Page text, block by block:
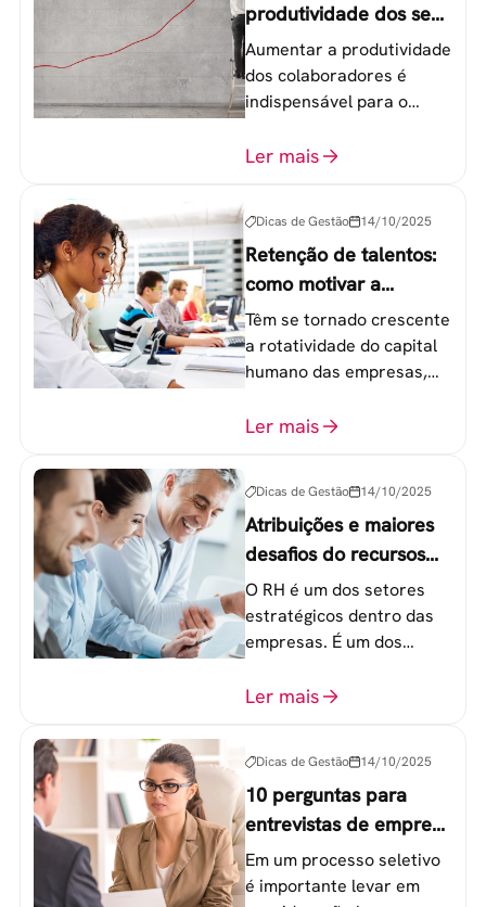
produtividade dos seus
colaboradores
Aumentar a produtividade
dos colaboradores é
indispensável para o
equipe de trabalho. 6
Ler mais
Dicas de Gestão 14/10/2025
Retenção de talentos:
como motivar a
geração Y nas
empresas?
Têm se tornado crescente
a rotatividade do capital
humano das empresas,
colaboradores na faixa de
Ler mais
Dicas de Gestão 14/10/2025
Atribuições e maiores
desafios do recursos
humanos em uma
empresa
O RH é um dos setores
estratégicos dentro das
empresas. É um dos
o atingimento das metas
Ler mais
Dicas de Gestão 14/10/2025
10 perguntas para
entrevistas de emprego
que recrutadores não
devem fazer
Em um processo seletivo
é importante levar em